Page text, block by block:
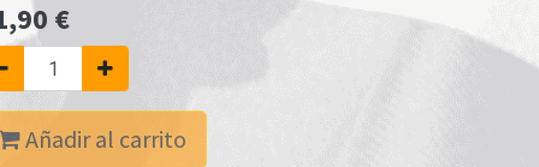
€
Añadir al carrito